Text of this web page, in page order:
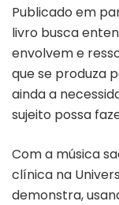
Publicado em
livro busca
envolvem e
que se produza
ainda a
sujeito possa
Com a música
clínica na
demonstra,